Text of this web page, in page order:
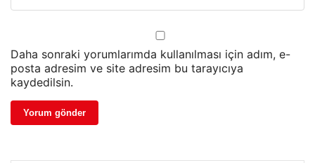
Daha sonraki yorumlarımda kullanılması için adım, e-
posta adresim ve site adresim bu tarayıcıya
kaydedilsin.